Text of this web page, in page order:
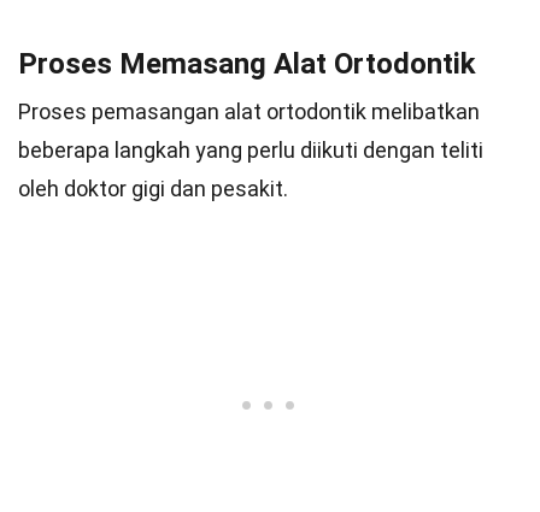
Proses Memasang Alat Ortodontik
Proses pemasangan alat ortodontik melibatkan
beberapa langkah yang perlu diikuti dengan teliti
oleh doktor gigi dan pesakit.